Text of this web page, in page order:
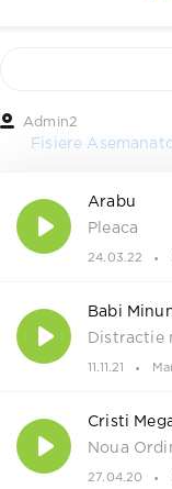
Admin2
Fisiere
Arabu
Pleaca
24.03.22
Babi
Distractie
11.11.21
Cristi
Noua
27.04.20